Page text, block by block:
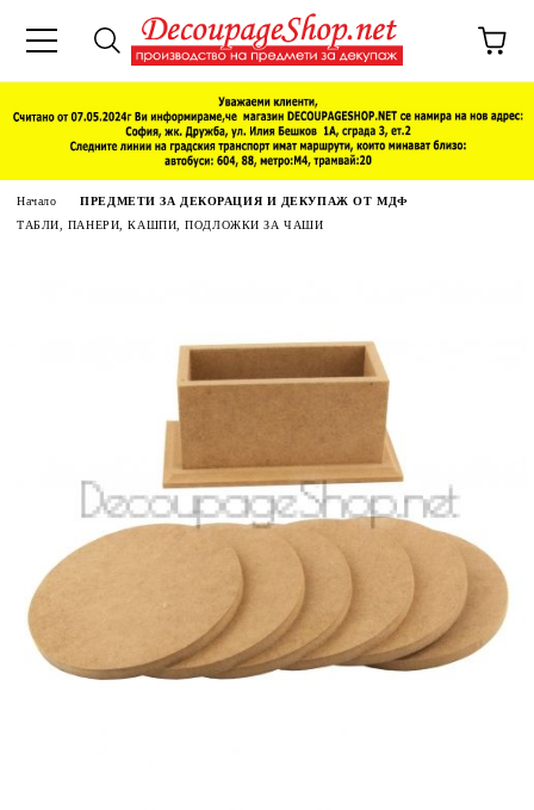
Начало
ПРЕДМЕТИ ЗА ДЕКОРАЦИЯ И ДЕКУПАЖ ОТ МДФ
ТАБЛИ, ПАНЕРИ, КАШПИ, ПОДЛОЖКИ ЗА ЧАШИ